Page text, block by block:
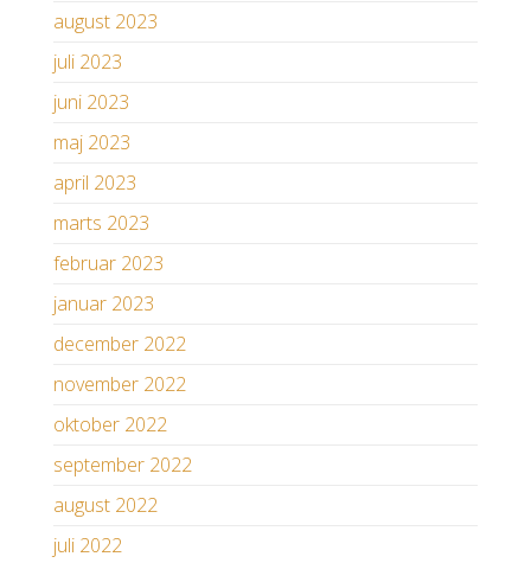
august 2023
juli 2023
juni 2023
maj 2023
april 2023
marts 2023
februar 2023
januar 2023
december 2022
november 2022
oktober 2022
september 2022
august 2022
juli 2022